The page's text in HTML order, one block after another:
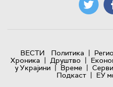
ВЕСТИ Политика |
Хроника | Друштво |
у Украјини | Време |
Подкаст | ЕУ